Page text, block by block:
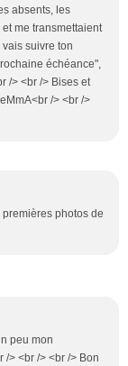
absents, les
me transmettaient
vais suivre ton
échéance",
/> <br /> Bises et
/> <br />
photos de
peu mon
/> <br /> <br /> Bon